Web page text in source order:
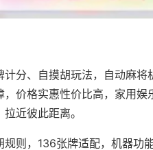
计分、自摸胡玩法，自动麻将
价格实惠性价比高，家用娱
近彼此距离。
则，136张牌适配，机器功